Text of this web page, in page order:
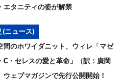
エタニティの姿が解禁
(ニュース)
間のホワイダニット、ウィレ「マゼ
C・セレスの愛と革命」（訳：廣岡
ウェブマガジンで先行公開開始！